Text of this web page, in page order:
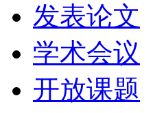
发表论文
学术会议
开放课题